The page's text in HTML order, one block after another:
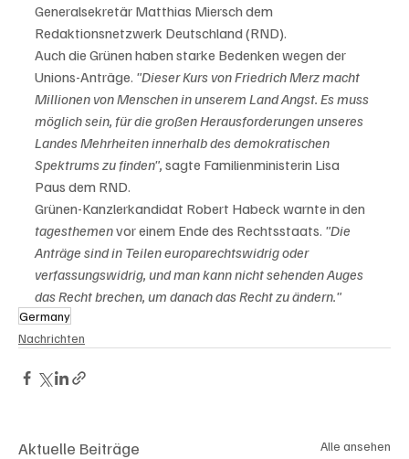
Generalsekretär Matthias Miersch dem
Redaktionsnetzwerk Deutschland (RND).
Auch die Grünen haben starke Bedenken wegen der
Unions-Anträge. "Dieser Kurs von Friedrich Merz macht
Millionen von Menschen in unserem Land Angst. Es muss
möglich sein, für die großen Herausforderungen unseres
Landes Mehrheiten innerhalb des demokratischen
Spektrums zu finden", sagte Familienministerin Lisa
Paus dem RND.
Grünen-Kanzlerkandidat Robert Habeck warnte in den
tagesthemen vor einem Ende des Rechtsstaats. "Die
Anträge sind in Teilen europarechtswidrig oder
verfassungswidrig, und man kann nicht sehenden Auges
das Recht brechen, um danach das Recht zu ändern."
Germany
Nachrichten
Aktuelle Beiträge Alle ansehen